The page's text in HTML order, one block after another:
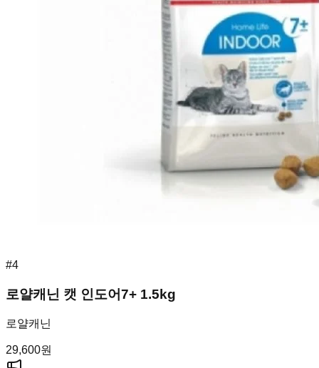
#4
로얄캐닌 캣 인도어7+ 1.5kg
로얄캐닌
29,600원